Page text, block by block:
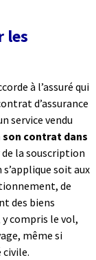
les
à l’assuré qui
d’assurance
service vendu
contrat dans
la souscription
soit aux
de
des biens
compris le vol,
même si
civile.